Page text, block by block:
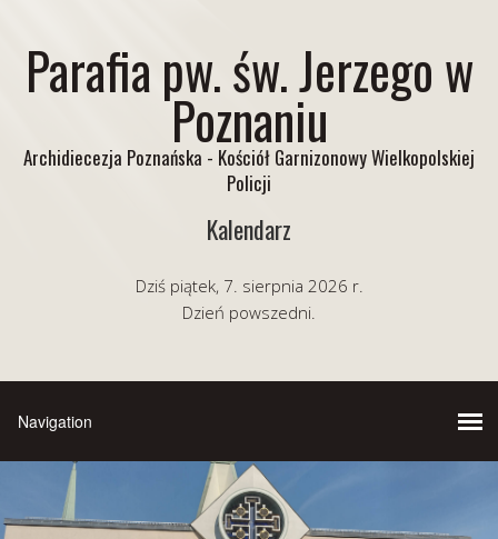
Parafia pw. św. Jerzego w
Poznaniu
Archidiecezja Poznańska - Kościół Garnizonowy Wielkopolskiej
Policji
Kalendarz
Dziś piątek, 7. sierpnia 2026 r.
Dzień powszedni.